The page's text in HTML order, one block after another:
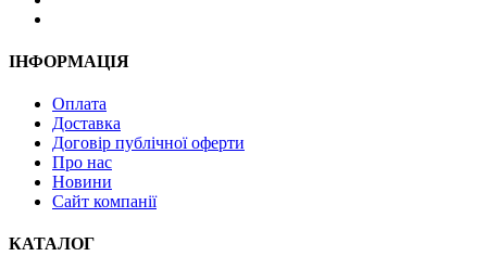
ІНФОРМАЦІЯ
Оплата
Доставка
Договір публічної оферти
Про нас
Новини
Сайт компанії
КАТАЛОГ